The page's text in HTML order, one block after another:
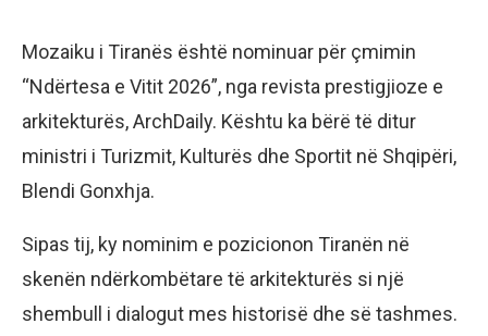
Mozaiku i Tiranës është nominuar për çmimin
“Ndërtesa e Vitit 2026”, nga revista prestigjioze e
arkitekturës, ArchDaily. Kështu ka bërë të ditur
ministri i Turizmit, Kulturës dhe Sportit në Shqipëri,
Blendi Gonxhja.
Sipas tij, ky nominim e pozicionon Tiranën në
skenën ndërkombëtare të arkitekturës si një
shembull i dialogut mes historisë dhe së tashmes.